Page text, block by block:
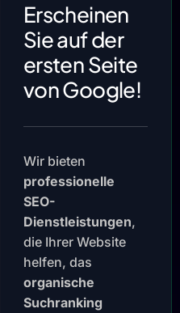
Erscheinen
Sie auf der
ersten Seite
von Google!
Wir bieten
professionelle
SEO-
Dienstleistungen,
die Ihrer Website
helfen, das
organische
Suchranking